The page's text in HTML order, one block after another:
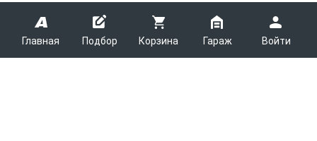
Главная Подбор Корзина Гараж Войти